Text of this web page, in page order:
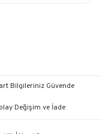
Bilgileriniz Güvende
Değişim ve İade